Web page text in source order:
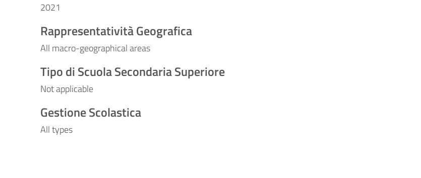
2021
Rappresentatività Geografica
All macro-geographical areas
Tipo di Scuola Secondaria Superiore
Not applicable
Gestione Scolastica
All types